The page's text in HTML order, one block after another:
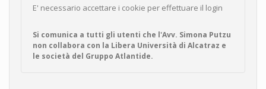
E' necessario accettare i cookie per effettuare il login
Si comunica a tutti gli utenti che l'Avv. Simona Putzu
non collabora con la Libera Università di Alcatraz e
le società del Gruppo Atlantide.